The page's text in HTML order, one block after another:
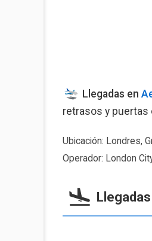
Llegadas en
retrasos y puertas
Ubicación: Londres,
Operador: London